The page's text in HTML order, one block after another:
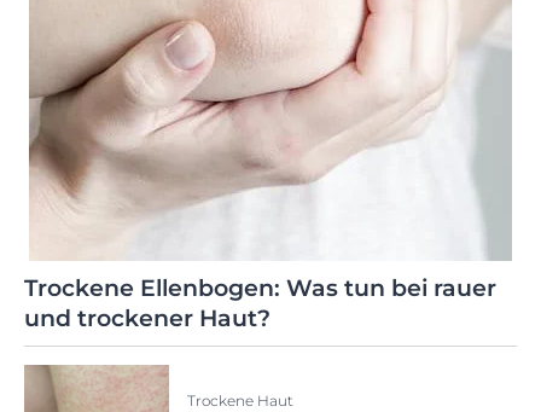
Trockene Ellenbogen: Was tun bei rauer
und trockener Haut?
Trockene Haut